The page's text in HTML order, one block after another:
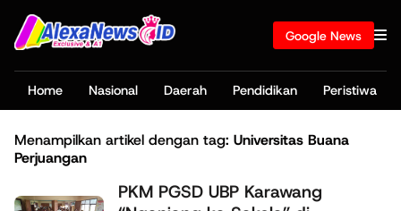
Google News
Home Nasional Daerah Pendidikan Peristiwa
Menampilkan artikel dengan tag: Universitas Buana
Perjuangan
PKM PGSD UBP Karawang